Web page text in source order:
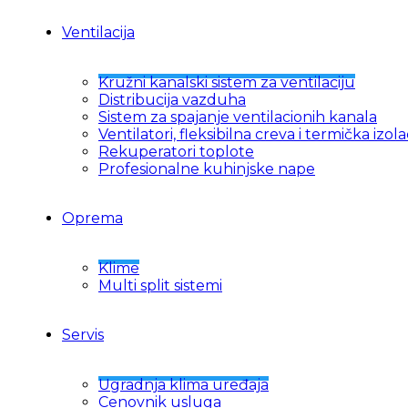
Ventilacija
Kružni kanalski sistem za ventilaciju
Distribucija vazduha
Sistem za spajanje ventilacionih kanala
Ventilatori, fleksibilna creva i termička
Rekuperatori toplote
Profesionalne kuhinjske nape
Oprema
Klime
Multi split sistemi
Servis
Ugradnja klima uređaja
Cenovnik usluga